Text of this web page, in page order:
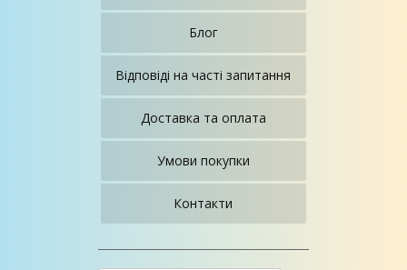
Блог
Відповіді на часті запитання
Доставка та оплата
Умови покупки
Контакти